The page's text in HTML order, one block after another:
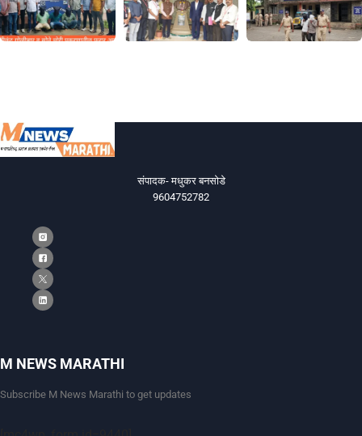
संपादक- मधुकर बनसोडे
9604752782
M NEWS MARATHI
Subscribe M News Marathi to get updates